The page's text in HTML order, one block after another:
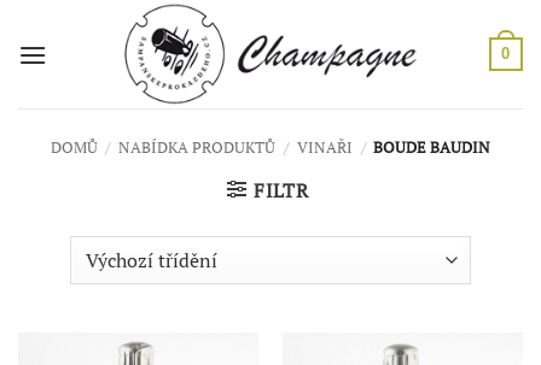
0
DOMŮ / NABÍDKA PRODUKTŮ / VINAŘI / BOUDE BAUDIN
FILTR